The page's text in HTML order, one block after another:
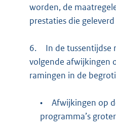
worden, de
prestaties die
6.
In de tussentijdse
volgende afwijkingen
ramingen in de
•
Afwijkingen op
programma’s